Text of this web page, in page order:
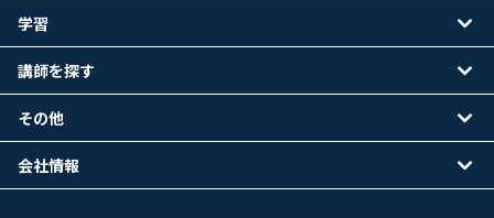
学習
講師を探す
その他
会社情報